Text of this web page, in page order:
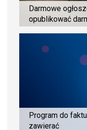
Darmowe
opublikować
Program do
zawierać